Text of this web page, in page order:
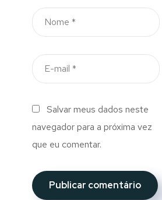
Salvar meus dados neste
navegador para a próxima vez
que eu comentar.